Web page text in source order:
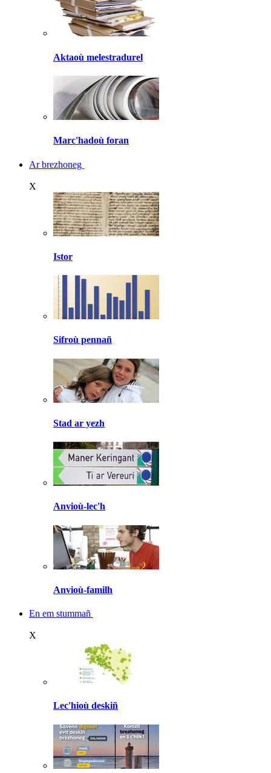
Aktaoù melestradurel
Marc'hadoù foran
Ar brezhoneg
X
Istor
Sifroù pennañ
Stad ar yezh
Anvioù-lec'h
Anvioù-familh
En em stummañ
X
Lec'hioù deskiñ